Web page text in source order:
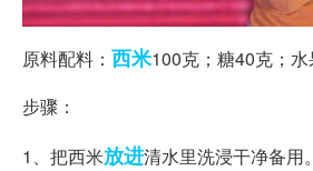
原料配料： 西米100克；糖40克；水
步骤：
1、把西米放进清水里洗浸干净备用。